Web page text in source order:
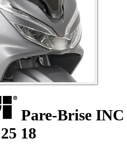
Pare-Brise INC
18